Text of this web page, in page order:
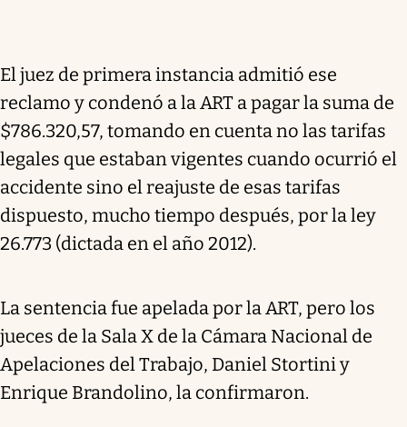
El juez de primera instancia admitió ese
reclamo y condenó a la ART a pagar la suma de
$786.320,57, tomando en cuenta no las tarifas
legales que estaban vigentes cuando ocurrió el
accidente sino el reajuste de esas tarifas
dispuesto, mucho tiempo después, por la ley
26.773 (dictada en el año 2012).
La sentencia fue apelada por la ART, pero los
jueces de la Sala X de la Cámara Nacional de
Apelaciones del Trabajo, Daniel Stortini y
Enrique Brandolino, la confirmaron.